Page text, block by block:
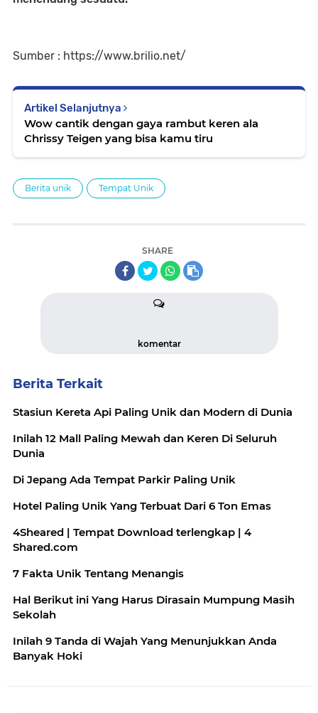
Sumber : https://www.brilio.net/
Artikel Selanjutnya
Wow cantik dengan gaya rambut keren ala
Chrissy Teigen yang bisa kamu tiru
Berita unik Tempat Unik
SHARE
komentar
Berita Terkait
Stasiun Kereta Api Paling Unik dan Modern di Dunia
Inilah 12 Mall Paling Mewah dan Keren Di Seluruh
Dunia
Di Jepang Ada Tempat Parkir Paling Unik
Hotel Paling Unik Yang Terbuat Dari 6 Ton Emas
4Sheared | Tempat Download terlengkap | 4
Shared.com
7 Fakta Unik Tentang Menangis
Hal Berikut ini Yang Harus Dirasain Mumpung Masih
Sekolah
Inilah 9 Tanda di Wajah Yang Menunjukkan Anda
Banyak Hoki